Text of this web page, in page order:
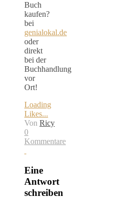
Buch
kaufen?
bei
genialokal.de
oder
direkt
bei der
Buchhandlung
vor
Ort!
Loading
Likes...
Von Ricy
0
Kommentare
Eine
Antwort
schreiben